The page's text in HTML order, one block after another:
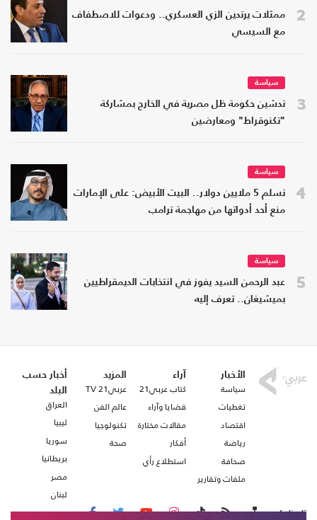
2
ممثلات يرتدين الزي العسكري.. ودعوات للاصطفاف
مع السيسي
3
سياسة
تدشين حكومة ظل مصرية في الخارج بمشاركة
"تكنوقراط" ومعارضين
4
سياسة
تسلم 5 ملايين دولار.. البيت الأبيض: على الإمارات
منع أحد أدواتها من مهاجمة ترامب
5
سياسة
عبد الرحمن السيد يفوز في انتخابات الديمقراطيين
بميشيغان.. تعرف إليه
الأخبار
سياسة
تغطيات
اقتصاد
رياضة
صحافة
ملفات وتقارير
آراء
كتاب عربي21
قضايا وآراء
مقالات مختارة
أفكار
استطلاع رأي
المزيد
عربي21 TV
عالم الفن
تكنولوجيا
صحة
أخبار حسب
البلد
العراق
ليبيا
سوريا
بريطانيا
مصر
لبنان
تابعنا على